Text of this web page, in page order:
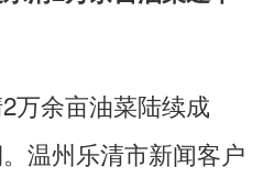
余亩油菜陆续成
温州乐清市新闻客户